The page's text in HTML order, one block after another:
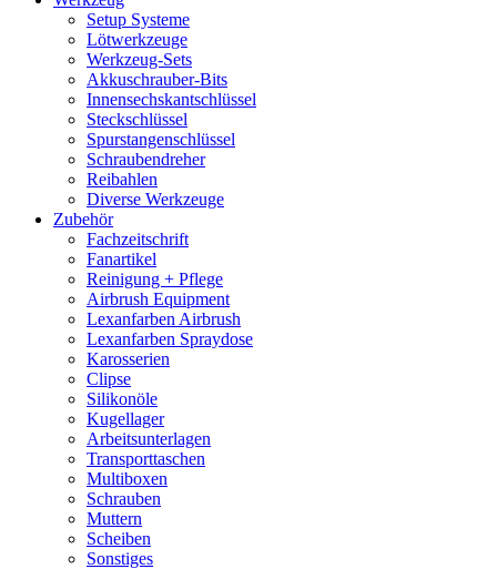
Setup Systeme
Lötwerkzeuge
Werkzeug-Sets
Akkuschrauber-Bits
Innensechskantschlüssel
Steckschlüssel
Spurstangenschlüssel
Schraubendreher
Reibahlen
Diverse Werkzeuge
Zubehör
Fachzeitschrift
Fanartikel
Reinigung + Pflege
Airbrush Equipment
Lexanfarben Airbrush
Lexanfarben Spraydose
Karosserien
Clipse
Silikonöle
Kugellager
Arbeitsunterlagen
Transporttaschen
Multiboxen
Schrauben
Muttern
Scheiben
Sonstiges